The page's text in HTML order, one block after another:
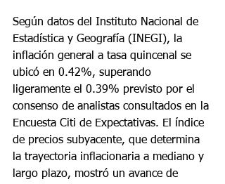
Según datos del Instituto Nacional de
Estadística y Geografía (INEGI), la
inflación general a tasa quincenal se
ubicó en 0.42%, superando
ligeramente el 0.39% previsto por el
consenso de analistas consultados en la
Encuesta Citi de Expectativas. El índice
de precios subyacente, que determina
la trayectoria inflacionaria a mediano y
largo plazo, mostró un avance de